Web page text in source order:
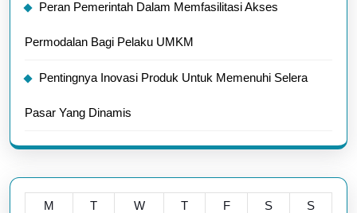
Peran Pemerintah Dalam Memfasilitasi Akses
Permodalan Bagi Pelaku UMKM
Pentingnya Inovasi Produk Untuk Memenuhi Selera
Pasar Yang Dinamis
M T W T F S
S